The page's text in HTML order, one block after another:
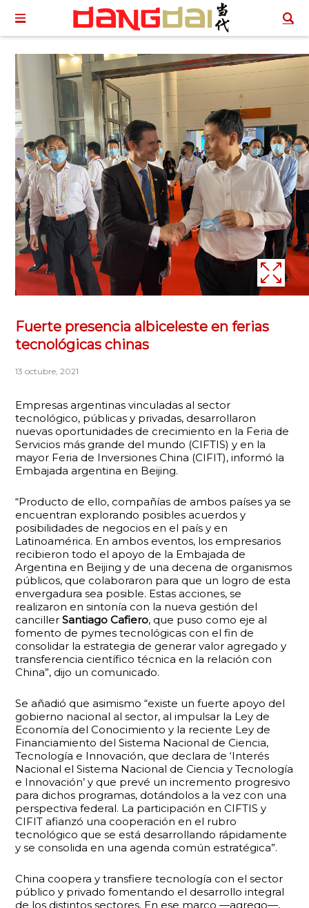
Fuerte presencia albiceleste en ferias
tecnológicas chinas
13 octubre, 2021
Empresas argentinas vinculadas al sector
tecnológico, públicas y privadas, desarrollaron
nuevas oportunidades de crecimiento en la Feria de
Servicios más grande del mundo (CIFTIS) y en la
mayor Feria de Inversiones China (CIFIT), informó la
Embajada argentina en Beijing.
“Producto de ello, compañías de ambos países ya se
encuentran explorando posibles acuerdos y
posibilidades de negocios en el país y en
Latinoamérica. En ambos eventos, los empresarios
recibieron todo el apoyo de la Embajada de
Argentina en Beijing y de una decena de organismos
públicos, que colaboraron para que un logro de esta
envergadura sea posible. Estas acciones, se
realizaron en sintonía con la nueva gestión del
cancillerSantiago Cafiero, que puso como eje al
fomento de pymes tecnológicas con el fin de
consolidar la estrategia de generar valor agregado y
transferencia científico técnica en la relación con
China”, dijo un comunicado.
Se añadió que asimismo “existe un fuerte apoyo del
gobierno nacional al sector, al impulsar la Ley de
Economía del Conocimiento y la reciente Ley de
Financiamiento del Sistema Nacional de Ciencia,
Tecnología e Innovación, que declara de ‘Interés
Nacional el Sistema Nacional de Ciencia y Tecnología
e Innovación’ y que prevé un incremento progresivo
para dichos programas, dotándolos a la vez con una
perspectiva federal. La participación en CIFTIS y
CIFIT afianzó una cooperación en el rubro
tecnológico que se está desarrollando rápidamente
y se consolida en una agenda común estratégica”.
China coopera y transfiere tecnología con el sector
público y privado fomentando el desarrollo integral
de los distintos sectores. En ese marco —agrego—,